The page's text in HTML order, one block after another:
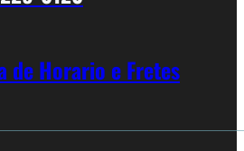
de Horario e Fretes